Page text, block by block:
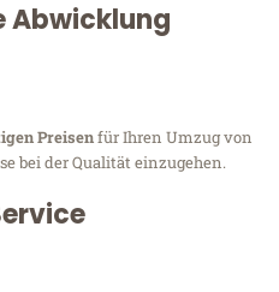
Abwicklung
Preisenfür Ihren Umzug von
bei der Qualität einzugehen.